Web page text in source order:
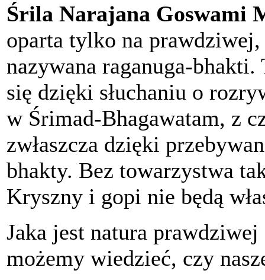
Śrila Narajana Goswami
oparta tylko na
nazywana raganuga-
się dzięki słuchaniu o
w Śrimad-Bhagawatam, z
zwłaszcza dzięki
bhakty. Bez towarzystwa
Kryszny i gopi nie będą
Jaka jest natura
możemy wiedzieć, czy